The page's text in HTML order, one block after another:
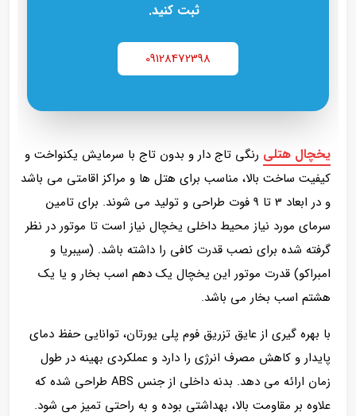
ثبت کنید.
09128472398
یخچال هتلی رنگی تاج‌ دار و بدون تاج با سرمایش یکنواخت و
کیفیت ساخت بالا، مناسب برای هتل‌ ها و مراکز اقامتی می باشد
و در ابعاد 3 تا 9 فوت طراحی و تولید می شوند. برای تامین
سرمای مورد نیاز محیط داخلی یخچال نیاز است تا موتور در نظر
گرفته شده برای نصب قدرت کافی را داشته باشد. (سیبریا و
امبراکو) قدرت موتور این یخچال یک دهم اسب بخار و یا یک
هشتم اسب بخار می باشد.
با بهره‌ گیری از عایق تزریق فوم پلی‌ یورتان، توانایی حفظ دمای
پایدار و کاهش مصرف انرژی را دارد و عملکردی بهینه در طول
زمان ارائه می‌ دهد. بدنه داخلی از جنس ABS طراحی شده که
علاوه بر مقاومت بالا، بهداشتی بوده و به‌ راحتی تمیز می‌ شود.